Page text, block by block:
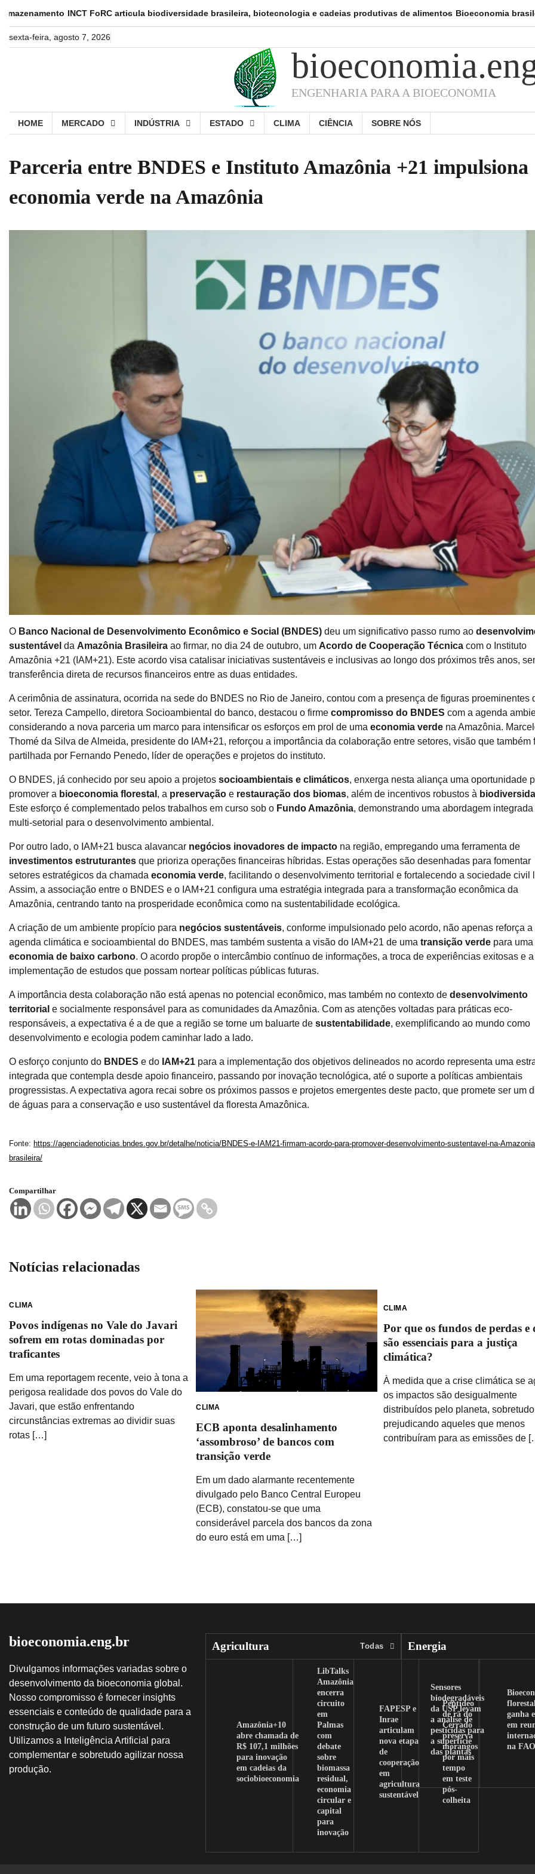
content
INCT FoRC articula biodiversidade brasileira, biotecnologia e cadeias produtivas de alimentos Bioeconomia brasileira já
sexta-feira, agosto 7, 2026
ENGENHARIA PARA A BIOECONOMIA
HOME MERCADO INDÚSTRIA ESTADO CLIMA CIÊNCIA SOBRE NÓS
Parceria entre BNDES e Instituto Amazônia +21 impulsiona
economia verde na Amazônia
O Banco Nacional de Desenvolvimento Econômico e Social (BNDES) deu um significativo passo rumo ao
sustentável da Amazônia Brasileira ao firmar, no dia 24 de outubro, um Acordo de Cooperação Técnica com o Instituto
Amazônia +21 (IAM+21). Este acordo visa catalisar iniciativas sustentáveis e inclusivas ao longo dos próximos três anos,
transferência direta de recursos financeiros entre as duas entidades.
A cerimônia de assinatura, ocorrida na sede do BNDES no Rio de Janeiro, contou com a presença de figuras proeminentes
setor. Tereza Campello, diretora Socioambiental do banco, destacou o firme compromisso do BNDES com a agenda
considerando a nova parceria um marco para intensificar os esforços em prol de uma economia verde na Amazônia.
Thomé da Silva de Almeida, presidente do IAM+21, reforçou a importância da colaboração entre setores, visão que também
partilhada por Fernando Penedo, líder de operações e projetos do instituto.
O BNDES, já conhecido por seu apoio a projetos socioambientais e climáticos, enxerga nesta aliança uma oportunidade
promover a bioeconomia florestal , a preservação e restauração dos biomas, além de incentivos robustos à
Este esforço é complementado pelos trabalhos em curso sob o Fundo Amazônia, demonstrando uma abordagem integrada
multi-setorial para o desenvolvimento ambiental.
Por outro lado, o IAM+21 busca alavancar negócios inovadores de impacto na região, empregando uma ferramenta de
investimentos estruturantes que prioriza operações financeiras híbridas. Estas operações são desenhadas para fomentar
setores estratégicos da chamada economia verde, facilitando o desenvolvimento territorial e fortalecendo a sociedade civil
Assim, a associação entre o BNDES e o IAM+21 configura uma estratégia integrada para a transformação econômica da
Amazônia, centrando tanto na prosperidade econômica como na sustentabilidade ecológica.
A criação de um ambiente propício para negócios sustentáveis, conforme impulsionado pelo acordo, não apenas reforça a
agenda climática e socioambiental do BNDES, mas também sustenta a visão do IAM+21 de uma transição verde para uma
economia de baixo carbono. O acordo propõe o intercâmbio contínuo de informações, a troca de experiências exitosas e a
implementação de estudos que possam nortear políticas públicas futuras.
A importância desta colaboração não está apenas no potencial econômico, mas também no contexto de desenvolvimento
territorial e socialmente responsável para as comunidades da Amazônia. Com as atenções voltadas para práticas eco-
responsáveis, a expectativa é a de que a região se torne um baluarte de sustentabilidade, exemplificando ao mundo como
desenvolvimento e ecologia podem caminhar lado a lado.
O esforço conjunto do BNDES e do IAM+21 para a implementação dos objetivos delineados no acordo representa uma
integrada que contempla desde apoio financeiro, passando por inovação tecnológica, até o suporte a políticas ambientais
progressistas. A expectativa agora recai sobre os próximos passos e projetos emergentes deste pacto, que promete ser um
de águas para a conservação e uso sustentável da floresta Amazônica.
Fonte: https://agenciadenoticias.bndes.gov.br/detalhe/noticia/BNDES-e-IAM21-firmam-acordo-para-promover-desenvolvimento-sustentavel-na-
brasileira/
Compartilhar
Notícias relacionadas
CLIMA
Povos indígenas no Vale do Javari
sofrem em rotas dominadas por
traficantes
Em uma reportagem recente, veio à tona a
perigosa realidade dos povos do Vale do
Javari, que estão enfrentando
circunstâncias extremas ao dividir suas
rotas […]
CLIMA
ECB aponta desalinhamento
‘assombroso’ de bancos com
transição verde
Em um dado alarmante recentemente
divulgado pelo Banco Central Europeu
(ECB), constatou-se que uma
considerável parcela dos bancos da zona
do euro está em uma […]
CLIMA
Por que os fundos de perdas e
são essenciais para a justiça
climática?
À medida que a crise climática se
os impactos são desigualmente
distribuídos pelo planeta, sobretudo
prejudicando aqueles que menos
contribuíram para as emissões de
Eventos E Conferências
LibTalks Amazônia encerra circuito
Palmas com debate sobre biomassa
residual, economia circular e capital
para inovação
bioeconomia.eng.br
Divulgamos informações variadas sobre o
desenvolvimento da bioeconomia global.
Nosso compromisso é fornecer insights
essenciais e conteúdo de qualidade para a
construção de um futuro sustentável.
Utilizamos a Inteligência Artificial para
complementar e sobretudo agilizar nossa
produção.
Agricultura Todas
Amazônia+10
abre chamada de
R$ 107,1 milhões
para inovação
em cadeias da
sociobioeconomia
LibTalks
Amazônia
encerra
circuito
em
Palmas
com
debate
sobre
biomassa
residual,
economia
circular e
capital
para
inovação
FAPESP e
Inrae
articulam
nova etapa
de
cooperação
em
agricultura
sustentável
Peptídeo
de rã do
Cerrado
preserva
morangos
por mais
tempo
em teste
pós-
colheita
Energia
Sensores
biodegradáveis
da USP levam
a análise de
pesticidas para
a superfície
das plantas
florestal
ganha
em
na FAO